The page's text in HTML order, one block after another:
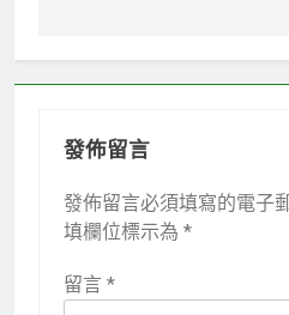
發佈留言
發佈留言必須填寫的電子
填欄位標示為 *
留言 *